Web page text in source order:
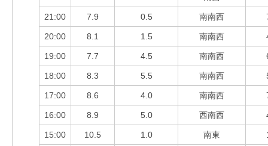
21:00 7.9 0.5 南南西
20:00 8.1 1.5 南南西
19:00 7.7 4.5 南南西
18:00 8.3 5.5 南南西
17:00 8.6 4.0 南南西
16:00 8.9 5.0 西南西
15:00 10.5 1.0 南東